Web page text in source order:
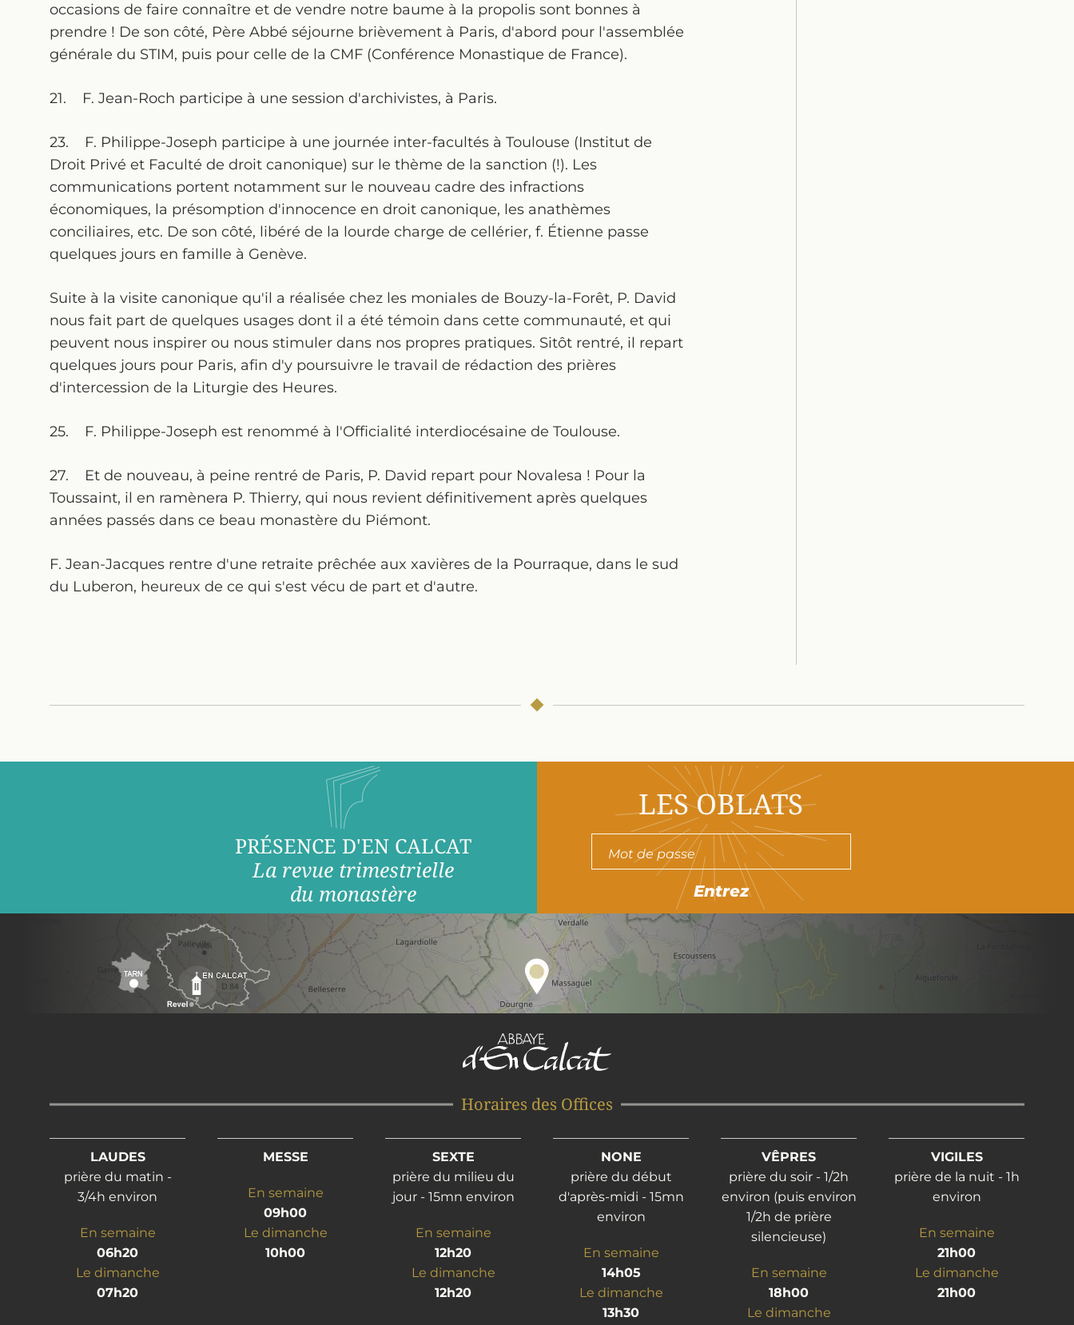
occasions de faire connaître et de vendre notre baume à la propolis sont bonnes à
prendre ! De son côté, Père Abbé séjourne brièvement à Paris, d'abord pour l'assemblée
générale du STIM, puis pour celle de la CMF (Conférence Monastique de France).
21. F. Jean-Roch participe à une session d'archivistes, à Paris.
23. F. Philippe-Joseph participe à une journée inter-facultés à Toulouse (Institut de
Droit Privé et Faculté de droit canonique) sur le thème de la sanction (!). Les
communications portent notamment sur le nouveau cadre des infractions
économiques, la présomption d'innocence en droit canonique, les anathèmes
conciliaires, etc. De son côté, libéré de la lourde charge de cellérier, f. Étienne passe
quelques jours en famille à Genève.
Suite à la visite canonique qu'il a réalisée chez les moniales de Bouzy-la-Forêt, P. David
nous fait part de quelques usages dont il a été témoin dans cette communauté, et qui
peuvent nous inspirer ou nous stimuler dans nos propres pratiques. Sitôt rentré, il repart
quelques jours pour Paris, afin d'y poursuivre le travail de rédaction des prières
d'intercession de la Liturgie des Heures.
25. F. Philippe-Joseph est renommé à l'Officialité interdiocésaine de Toulouse.
27. Et de nouveau, à peine rentré de Paris, P. David repart pour Novalesa ! Pour la
Toussaint, il en ramènera P. Thierry, qui nous revient définitivement après quelques
années passés dans ce beau monastère du Piémont.
F. Jean-Jacques rentre d'une retraite prêchée aux xavières de la Pourraque, dans le sud
du Luberon, heureux de ce qui s'est vécu de part et d'autre.
PRÉSENCE D'EN CALCAT
La revue trimestrielle
du monastère
LES OBLATS
Entrez
Horaires des Offices
LAUDES
prière du matin -
3/4h environ
En semaine
06h20
Le dimanche
07h20
MESSE
En semaine
09h00
Le dimanche
10h00
SEXTE
prière du milieu du
jour - 15mn environ
En semaine
12h20
Le dimanche
12h20
NONE
prière du début
d'après-midi - 15mn
environ
En semaine
14h05
Le dimanche
13h30
VÊPRES
prière du soir - 1/2h
environ (puis environ
1/2h de prière
silencieuse)
En semaine
18h00
Le dimanche
VIGILES
prière de la nuit - 1h
environ
En semaine
21h00
Le dimanche
21h00